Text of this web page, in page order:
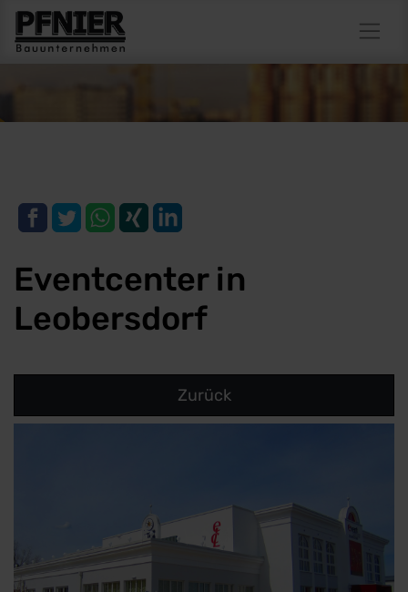
Eventcenter in
Leobersdorf
Zurück